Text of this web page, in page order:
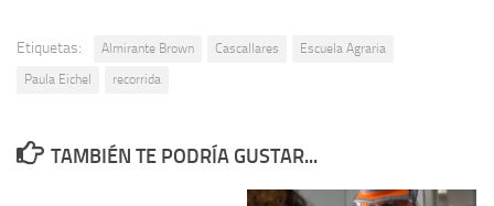
Etiquetas: Almirante Brown Cascallares
Escuela Agraria
Paula Eichel
recorrida
TAMBIÉN TE PODRÍA GUSTAR...